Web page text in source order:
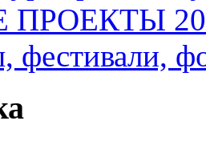
ПРОЕКТЫ
фестивали,